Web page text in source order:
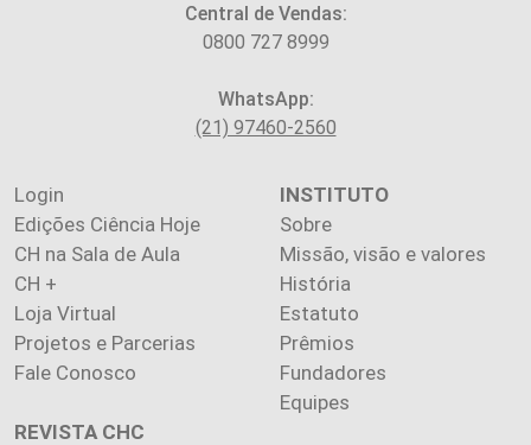
Central de Vendas:
0800 727 8999
WhatsApp:
(21) 97460-2560
Login
Edições Ciência Hoje
CH na Sala de Aula
CH +
Loja Virtual
Projetos e Parcerias
Fale Conosco
INSTITUTO
Sobre
Missão, visão e valores
História
Estatuto
Prêmios
Fundadores
Equipes
REVISTA CHC